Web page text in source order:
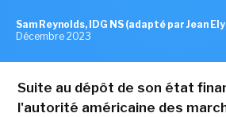
Sam Reynolds, IDG NS (adapté par Jean
Décembre 2023
Suite au dépôt de son état
l'autorité américaine des